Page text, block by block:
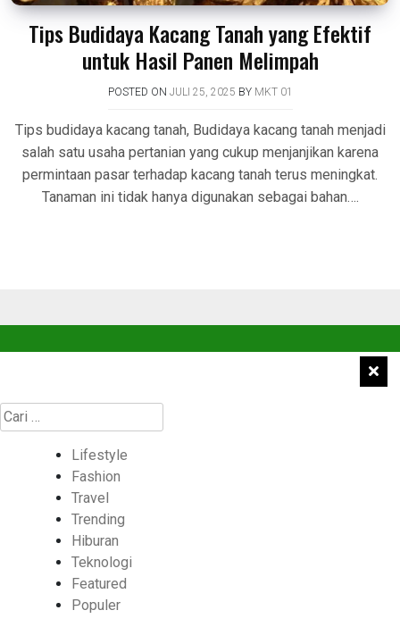
Tips Budidaya Kacang Tanah yang Efektif
untuk Hasil Panen Melimpah
POSTED ON JULI 25, 2025 BY MKT 01
Tips budidaya kacang tanah, Budidaya kacang tanah menjadi
salah satu usaha pertanian yang cukup menjanjikan karena
permintaan pasar terhadap kacang tanah terus meningkat.
Tanaman ini tidak hanya digunakan sebagai bahan….
Cari
untuk:
Lifestyle
Fashion
Travel
Trending
Hiburan
Teknologi
Featured
Populer